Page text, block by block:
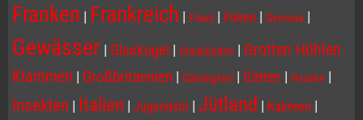
Franken | Frankreich | Friaul | Fünen | Gemona |
Gewässer | Glaskugel | Graubünden | Grotten Höhlen
Klammen | Großbritannien | Gänsegeier | Gärten | Hessen |
Insekten | Italien | Jugendstil | Jütland | Kakteen |